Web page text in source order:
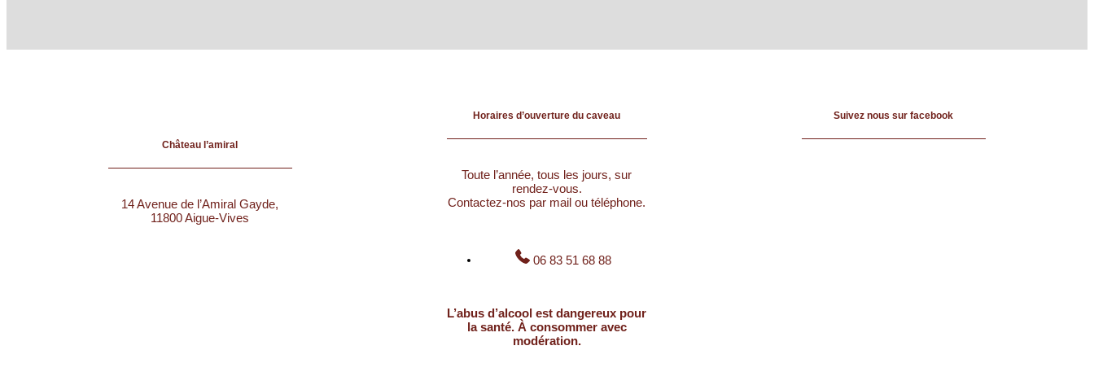
Château l’amiral
14 Avenue de l’Amiral Gayde,
11800 Aigue-Vives
Horaires d’ouverture du caveau
Toute l’année, tous les jours, sur
rendez-vous.
Contactez-nos par mail ou téléphone.
06 83 51 68 88
L’abus d’alcool est dangereux pour
la santé. À consommer avec
modération.
Suivez nous sur facebook